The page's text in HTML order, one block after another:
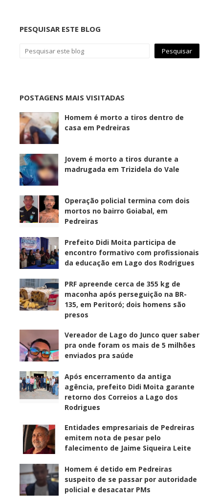
PESQUISAR ESTE BLOG
POSTAGENS MAIS VISITADAS
Homem é morto a tiros dentro de
casa em Pedreiras
Jovem é morto a tiros durante a
madrugada em Trizidela do Vale
Operação policial termina com dois
mortos no bairro Goiabal, em
Pedreiras
Prefeito Didi Moita participa de
encontro formativo com profissionais
da educação em Lago dos Rodrigues
PRF apreende cerca de 355 kg de
maconha após perseguição na BR-
135, em Peritoró; dois homens são
presos
Vereador de Lago do Junco quer saber
pra onde foram os mais de 5 milhões
enviados pra saúde
Após encerramento da antiga
agência, prefeito Didi Moita garante
retorno dos Correios a Lago dos
Rodrigues
Entidades empresariais de Pedreiras
emitem nota de pesar pelo
falecimento de Jaime Siqueira Leite
Homem é detido em Pedreiras
suspeito de se passar por autoridade
policial e desacatar PMs